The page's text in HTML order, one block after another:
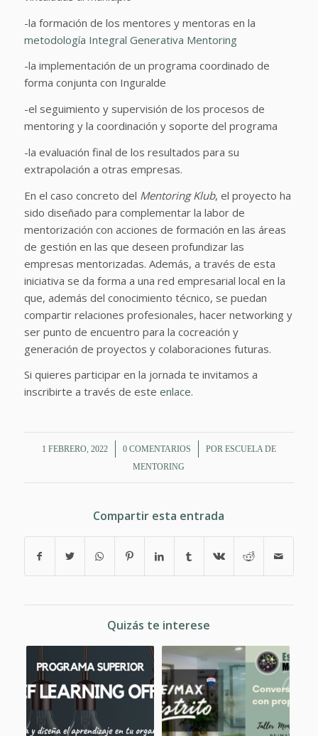
-la formación de los mentores y mentoras en la
metodología Integral Generativa Mentoring
-la implementación de un programa coordinado de
forma conjunta con Inguralde
-el seguimiento y supervisión de los procesos de
mentoring y la coordinación y soporte del programa
-la evaluación final de los resultados para su
extrapolación a otras empresas.
En el caso concreto del Mentoring Klub, el proyecto ha
sido diseñado para complementar la labor de
mentorización con acciones de formación en las áreas
de gestión en las que deseen profundizar las
empresas mentorizadas. Además, a través de esta
iniciativa se da forma a una red empresarial local en la
que, además del conocimiento técnico, se puedan
compartir relaciones profesionales, hacer networking y
ser punto de encuentro para la cocreación y
generación de proyectos y colaboraciones futuras.
Si quieres participar en la jornada te invitamos a
inscribirte a través de este enlace.
1 FEBRERO, 2022
/ 0 COMENTARIOS
/ POR ESCUELA DE
MENTORING
Compartir esta entrada
Quizás te interese